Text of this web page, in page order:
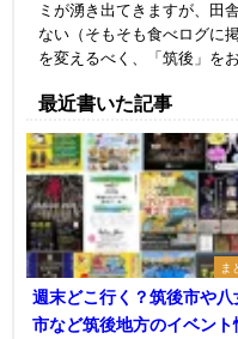
ミが湧き出てきますが、田
ない（そもそも食べログに
を変えるべく、「筑後」を
最近書いた記事
ま
週末どこ行く？筑後市や八
市など筑後地方のイベント